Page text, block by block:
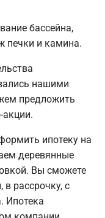
бассейна,
печки и камина.
нашими
предложить
ипотеку на
деревянные
Вы сможете
рассрочку, с
Ипотека